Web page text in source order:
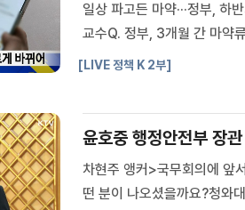
일상 파고든 마약···정부,
교수Q. 정부, 3개월 간 마약
년층, 마약류 사범 비율 증가
[LIVE 정책 K 2부]
윤호중 행정안전부 장
차현주 앵커>국무회의에 앞
떤 분이 나오셨을까요?청와